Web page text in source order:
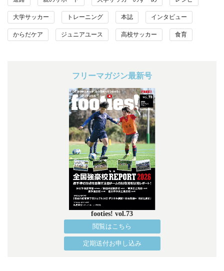
大学サッカー トレーニング 本誌 インタビュー
からだケア ジュニアユース 高校サッカー 食育
フリーマガジン最新号
footies! vol.73
閲覧はこちら
定期送付お申し込み